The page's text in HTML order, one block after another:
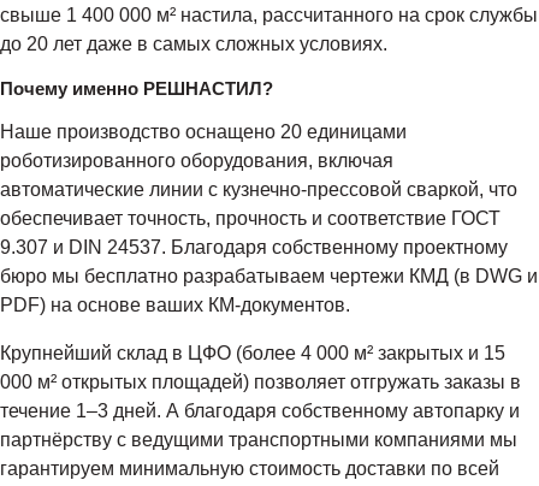
свыше 1 400 000 м² настила, рассчитанного на срок службы
до 20 лет даже в самых сложных условиях.
Почему именно РЕШНАСТИЛ?
Наше производство оснащено 20 единицами
роботизированного оборудования, включая
автоматические линии с кузнечно-прессовой сваркой, что
обеспечивает точность, прочность и соответствие ГОСТ
9.307 и DIN 24537. Благодаря собственному проектному
бюро мы бесплатно разрабатываем чертежи КМД (в DWG и
PDF) на основе ваших КМ-документов.
Крупнейший склад в ЦФО (более 4 000 м² закрытых и 15
000 м² открытых площадей) позволяет отгружать заказы в
течение 1–3 дней. А благодаря собственному автопарку и
партнёрству с ведущими транспортными компаниями мы
гарантируем минимальную стоимость доставки по всей